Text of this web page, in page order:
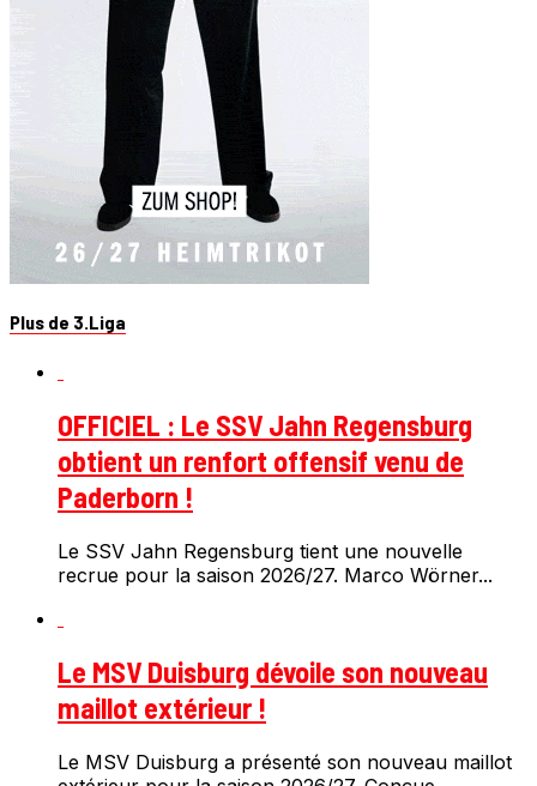
Plus de 3.Liga
OFFICIEL : Le SSV Jahn Regensburg
obtient un renfort offensif venu de
Paderborn !
Le SSV Jahn Regensburg tient une nouvelle
recrue pour la saison 2026/27. Marco Wörner...
Le MSV Duisburg dévoile son nouveau
maillot extérieur !
Le MSV Duisburg a présenté son nouveau maillot